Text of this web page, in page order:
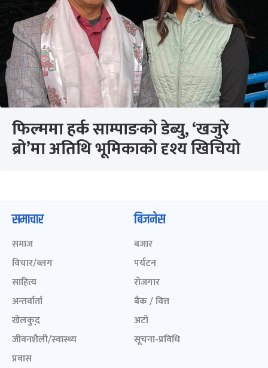
फिल्ममा हर्क साम्पाङको डेब्यु, ‘खजुरे
ब्रो’मा अतिथि भूमिकाको दृश्य खिचियो
समाचार
समाज
विचार/ब्लग
साहित्य
अन्तर्वार्ता
खेलकुद़़
जीवनशैली/स्वास्थ्य
प्रवास
बिजनेस
बजार
पर्यटन
रोजगार
बैंक / वित्त
अटो
सूचना-प्रविधि